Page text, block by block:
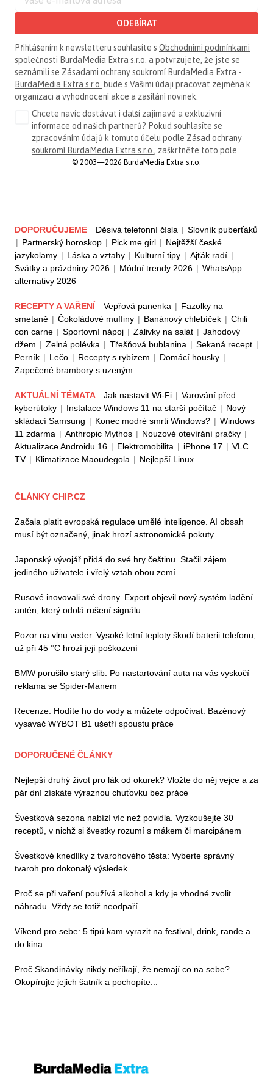
ODEBÍRAT
Přihlášením k newsletteru souhlasíte s Obchodními podmínkami
společnosti BurdaMedia Extra s.r.o. a potvrzujete, že jste se
seznámili se Zásadami ochrany soukromí BurdaMedia Extra -
BurdaMedia Extra s.r.o. bude s Vašimi údaji pracovat zejména k
organizaci a vyhodnocení akce a zasílání novinek.
Chcete navíc dostávat i další zajímavé a exkluzivní
informace od našich partnerů? Pokud souhlasíte se
zpracováním údajů k tomuto účelu podle Zásad ochrany
soukromí BurdaMedia Extra s.r.o. , zaškrtněte toto pole.
© 2003—2026 BurdaMedia Extra s.r.o.
DOPORUČUJEME Děsivá telefonní čísla | Slovník puberťáků
| Partnerský horoskop | Pick me girl | Nejtěžší české
jazykolamy | Láska a vztahy | Kulturní tipy | Ajťák radí |
Svátky a prázdniny 2026 | Módní trendy 2026 | WhatsApp
alternativy 2026
RECEPTY A VAŘENÍ Vepřová panenka | Fazolky na
smetaně | Čokoládové muffiny | Banánový chlebíček | Chili
con carne | Sportovní nápoj | Zálivky na salát | Jahodový
džem | Zelná polévka | Třešňová bublanina | Sekaná recept |
Perník | Lečo | Recepty s rybízem | Domácí housky |
Zapečené brambory s uzeným
AKTUÁLNÍ TÉMATA Jak nastavit Wi-Fi | Varování před
kyberútoky | Instalace Windows 11 na starší počítač | Nový
skládací Samsung | Konec modré smrti Windows? | Windows
11 zdarma | Anthropic Mythos | Nouzové otevírání pračky |
Aktualizace Androidu 16 | Elektromobilita | iPhone 17 | VLC
TV | Klimatizace Maoudegola | Nejlepší Linux
ČLÁNKY CHIP.CZ
Začala platit evropská regulace umělé inteligence. AI obsah
musí být označený, jinak hrozí astronomické pokuty
Japonský vývojář přidá do své hry češtinu. Stačil zájem
jediného uživatele i vřelý vztah obou zemí
Rusové inovovali své drony. Expert objevil nový systém ladění
antén, který odolá rušení signálu
Pozor na vlnu veder. Vysoké letní teploty škodí baterii telefonu,
už při 45 °C hrozí její poškození
BMW porušilo starý slib. Po nastartování auta na vás vyskočí
reklama se Spider-Manem
Recenze: Hodíte ho do vody a můžete odpočívat. Bazénový
vysavač WYBOT B1 ušetří spoustu práce
DOPORUČENÉ ČLÁNKY
Nejlepší druhý život pro lák od okurek? Vložte do něj vejce a za
pár dní získáte výraznou chuťovku bez práce
Švestková sezona nabízí víc než povidla. Vyzkoušejte 30
receptů, v nichž si švestky rozumí s mákem či marcipánem
Švestkové knedlíky z tvarohového těsta: Vyberte správný
tvaroh pro dokonalý výsledek
Proč se při vaření používá alkohol a kdy je vhodné zvolit
náhradu. Vždy se totiž neodpaří
Víkend pro sebe: 5 tipů kam vyrazit na festival, drink, rande a
do kina
Proč Skandinávky nikdy neříkají, že nemají co na sebe?
Okopírujte jejich šatník a pochopíte...